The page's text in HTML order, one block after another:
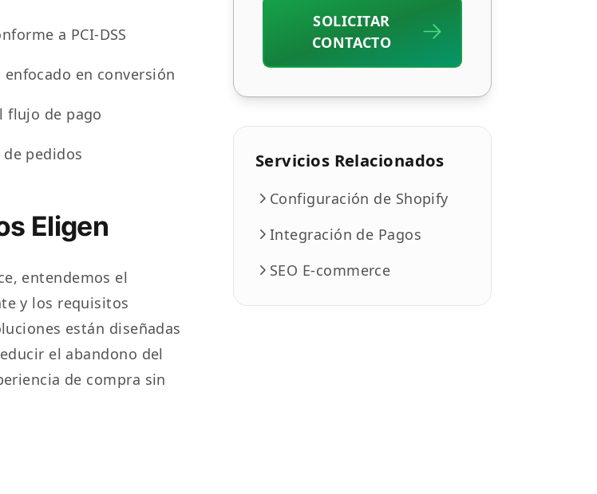
a PCI-DSS
en conversión
flujo de pago
pedidos
Eligen
entendemos el
y los requisitos
están diseñadas
el abandono del
de compra sin
SOLICITAR
CONTACTO
Servicios Relacionados
Configuración de Shopify
Integración de Pagos
SEO E-commerce